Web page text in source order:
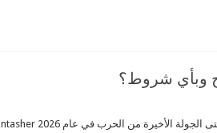
وبأي شروط؟